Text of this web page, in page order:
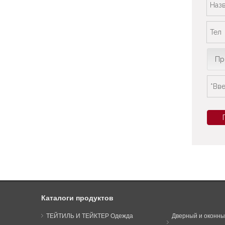
Каталоги продуктов
ТЕЙТИЛЬ И ТЕЙКТЕР Одежда Дверный и